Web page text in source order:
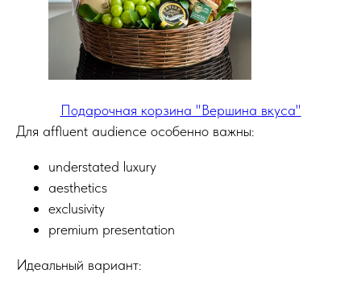
Подарочная корзина "Вершина вкуса"
Для affluent audience особенно важны:
understated luxury
aesthetics
exclusivity
premium presentation
Идеальный вариант: